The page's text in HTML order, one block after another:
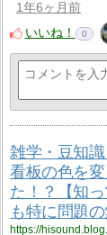
1年6ヶ月前
いいね！
0
雑学・豆知
看板の色を
た！？【知
も特に問題の
https://